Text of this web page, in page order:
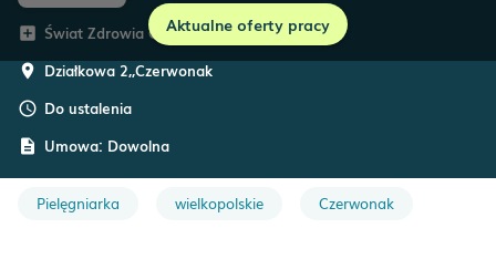
Aktualne oferty pracy
add_box Świat Zdrowia Operator Medyczny
room Działkowa 2,,Czerwonak
schedule Do ustalenia
description Umowa: Dowolna
Pielęgniarka wielkopolskie Czerwonak